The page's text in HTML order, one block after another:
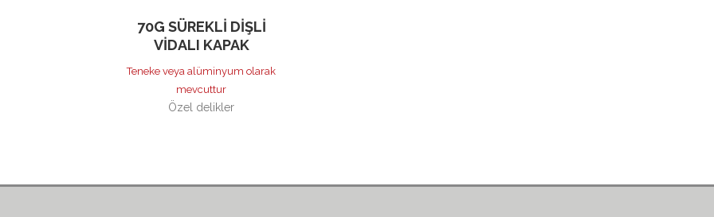
70G SÜREKLI DIŞLI
VIDALI KAPAK
Teneke veya alüminyum olarak
mevcuttur
Özel delikler